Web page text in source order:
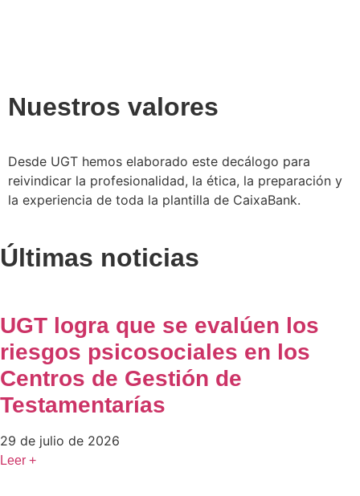
Nuestros valores
Desde UGT hemos elaborado este decálogo para
reivindicar la profesionalidad, la ética, la preparación y
la experiencia de toda la plantilla de CaixaBank.
Últimas noticias
UGT logra que se evalúen los
riesgos psicosociales en los
Centros de Gestión de
Testamentarías
29 de julio de 2026
Leer +